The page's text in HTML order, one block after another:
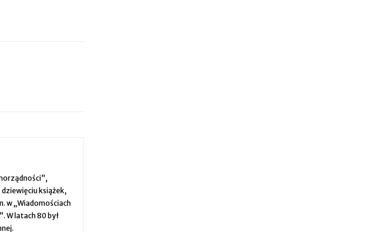
książek,
w „Wiadomościach
W latach 80 był